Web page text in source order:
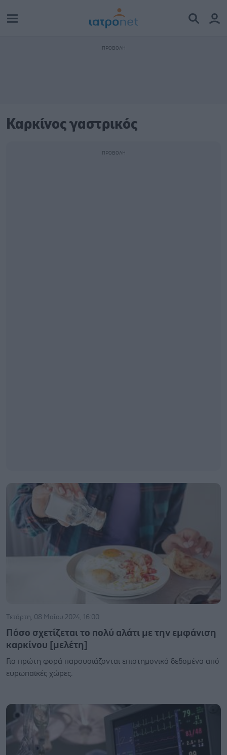
Καρκίνος γαστρικός
Τετάρτη, 08 Μαΐου 2024, 16:00
Πόσο σχετίζεται το πολύ αλάτι με την εμφάνιση
καρκίνου [μελέτη]
Για πρώτη φορά παρουσιάζονται επιστημονικά δεδομένα από
ευρωπαϊκές χώρες.